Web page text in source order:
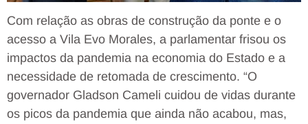
Com relação as obras de construção da ponte e o
acesso a Vila Evo Morales, a parlamentar frisou os
impactos da pandemia na economia do Estado e a
necessidade de retomada de crescimento. “O
governador Gladson Cameli cuidou de vidas durante
os picos da pandemia que ainda não acabou, mas,